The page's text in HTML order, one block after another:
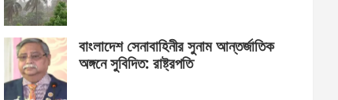
বাংলাদেশ সেনাবাহিনীর সুনাম আন্তর্জাতিক
অঙ্গনে সুবিদিত: রাষ্ট্রপতি